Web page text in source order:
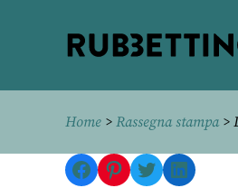
Home > Rassegna stampa>
Facebook
Pinterest
Twitter